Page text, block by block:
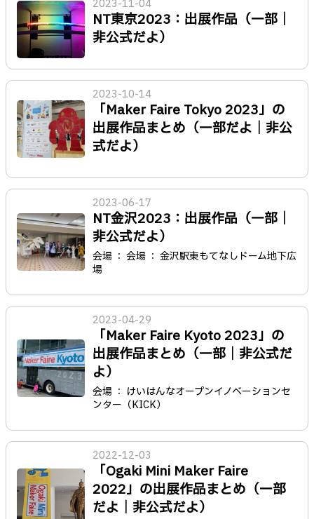
2023-11-04
NT東京2023：出展作品（一部｜
非公式だよ）
2023-10-14
「Maker Faire Tokyo 2023」の
出展作品まとめ（一部だよ｜非公
式だよ）
2023-06-17
NT金沢2023：出展作品（一部｜
非公式だよ）
会場 ： 会場 ： 金沢駅東もてなしドーム地下広
場
2023-04-29
「Maker Faire Kyoto 2023」の
出展作品まとめ（一部｜非公式だ
よ）
会場 ： けいはんなオープンイノベーションセ
ンター（KICK）
2022-12-03
「Ogaki Mini Maker Faire
2022」の出展作品まとめ（一部
だよ｜非公式だよ）